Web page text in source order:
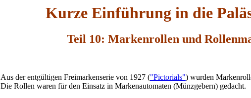
Kurze Einführung in die
Teil 10: Markenrollen und
Aus der entgültigen Freimarkenserie von 1927 ("Pictorials") wurden
Die Rollen waren für den Einsatz in Markenautomaten (Münzgebern) gedacht.